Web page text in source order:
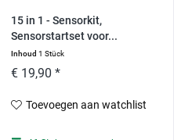
15 in 1 - Sensorkit,
Sensorstartset voor...
Inhoud 1 Stück
€ 19,90 *
Toevoegen aan watchlist